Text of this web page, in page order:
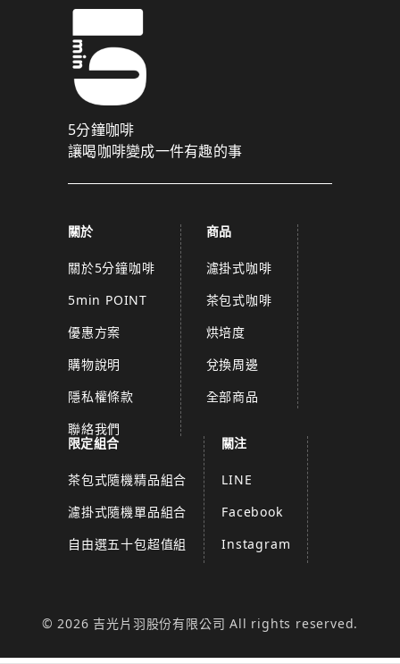
5分鐘咖啡
讓喝咖啡變成一件有趣的事
關於
關於5分鐘咖啡
5min POINT
優惠方案
購物說明
隱私權條款
聯絡我們
商品
濾掛式咖啡
茶包式咖啡
烘培度
兌換周邊
全部商品
限定組合
茶包式隨機精品組合
濾掛式隨機單品組合
自由選五十包超值組
關注
LINE
Facebook
Instagram
© 2026 吉光片羽股份有限公司 All rights reserved.